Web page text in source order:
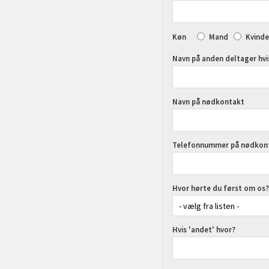
Køn Mand Kvinde
Navn på anden deltager
Navn på nødkontakt
Telefonnummer på
Hvor hørte du først om os?
Hvis 'andet' hvor?